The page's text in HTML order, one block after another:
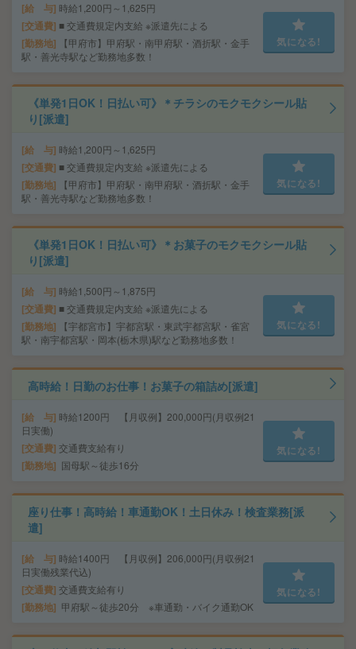
給 与 時給1,200円～1,625円
交通費 ■ 交通費規定内支給 ※派遣先による
勤務地
【甲府市】甲府駅・南甲府駅・酒折駅・金手
駅・善光寺駅など勤務地多数！
気になる!
《単発1日OK！日払い可》＊チラシのモクモクシール貼
り[派遣]
給 与 時給1,200円～1,625円
交通費 ■ 交通費規定内支給 ※派遣先による
勤務地
【甲府市】甲府駅・南甲府駅・酒折駅・金手
駅・善光寺駅など勤務地多数！
気になる!
《単発1日OK！日払い可》＊お菓子のモクモクシール貼
り[派遣]
給 与 時給1,500円～1,875円
交通費 ■ 交通費規定内支給 ※派遣先による
勤務地
【宇都宮市】宇都宮駅・東武宇都宮駅・雀宮
駅・南宇都宮駅・岡本(栃木県)駅など勤務地多数！
気になる!
高時給！日勤のお仕事！お菓子の箱詰め[派遣]
給 与 時給1200円 【月収例】200,000円(月収例21
日実働)
交通費 交通費支給有り
勤務地 国母駅～徒歩16分
気になる!
座り仕事！高時給！車通勤OK！土日休み！検査業務[派
遣]
給 与 時給1400円 【月収例】206,000円(月収例21
日実働残業代込)
交通費 交通費支給有り
勤務地 甲府駅～徒歩20分 ※車通勤・バイク通勤OK
気になる!